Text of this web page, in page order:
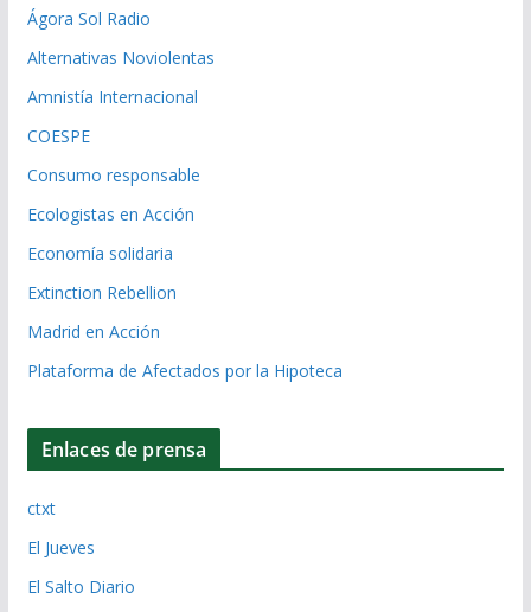
Ágora Sol Radio
Alternativas Noviolentas
Amnistía Internacional
COESPE
Consumo responsable
Ecologistas en Acción
Economía solidaria
Extinction Rebellion
Madrid en Acción
Plataforma de Afectados por la Hipoteca
Enlaces de prensa
ctxt
El Jueves
El Salto Diario